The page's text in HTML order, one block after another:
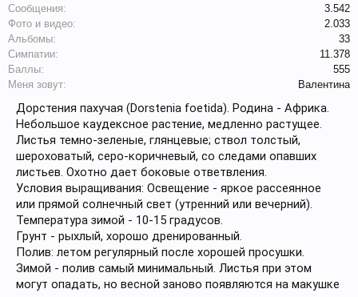
Сообщения:
3.542
Фото и видео:
2.033
Альбомы:
33
Симпатии:
11.378
Баллы:
555
Меня зовут:
Валентина
Дорстения пахучая (Dorstenia foetida). Родина - Африка.
Небольшое каудексное растение, медленно растущее.
Листья темно-зеленые, глянцевые; ствол толстый,
шероховатый, серо-коричневый, со следами опавших
листьев. Охотно дает боковые ответвления.
Условия выращивания: Освещение - яркое рассеянное
или прямой солнечный свет (утренний или вечерний).
Температура зимой - 10-15 градусов.
Грунт - рыхлый, хорошо дренированный.
Полив: летом регулярный после хорошей просушки.
Зимой - полив самый минимальный. Листья при этом
могут опадать, но весной заново появляются на макушке